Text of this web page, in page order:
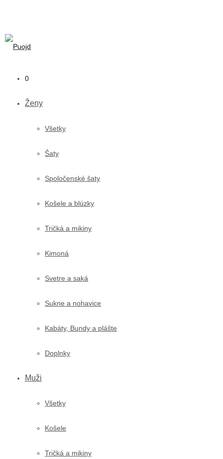
0
Ženy
Všetky
Šaty
Spoločenské šaty
Košele a blúzky
Tričká a mikiny
Kimoná
Svetre a saká
Sukne a nohavice
Kabáty, Bundy a plášte
Doplnky
Muži
Všetky
Košele
Tričká a mikiny